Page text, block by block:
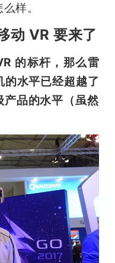
样。
动 VR 要来了
的标杆，那么雷
水平已经超越了
品的水平（虽然